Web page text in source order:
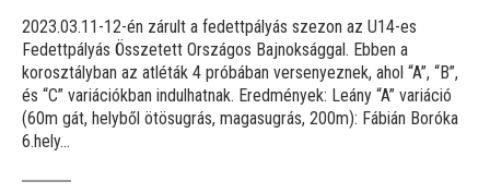
2023.03.11-12-én zárult a fedettpályás szezon az U14-es
Fedettpályás Összetett Országos Bajnoksággal. Ebben a
korosztályban az atléták 4 próbában versenyeznek, ahol “A”, “B”,
és “C” variációkban indulhatnak. Eredmények: Leány “A” variáció
(60m gát, helyből ötösugrás, magasugrás, 200m): Fábián Boróka
6.hely...